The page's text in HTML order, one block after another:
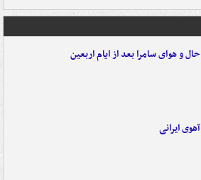
حال و هوای سامرا بعد از ایام اربعین
آهوی ایرانی